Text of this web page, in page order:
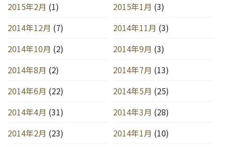
2015年2月 (1) 2015年1月 (3)
2014年12月 (7) 2014年11月 (3)
2014年10月 (2) 2014年9月 (3)
2014年8月 (2) 2014年7月 (13)
2014年6月 (22) 2014年5月 (25)
2014年4月 (31) 2014年3月 (28)
2014年2月 (23) 2014年1月 (10)